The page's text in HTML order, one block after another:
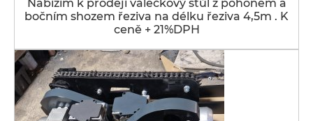
Nabízím k prodeji válečkový stůl z pohonem a
bočním shozem řeziva na délku řeziva 4,5m . K
ceně + 21%DPH